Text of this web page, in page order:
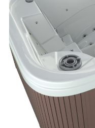
Više se možete
http://
http://